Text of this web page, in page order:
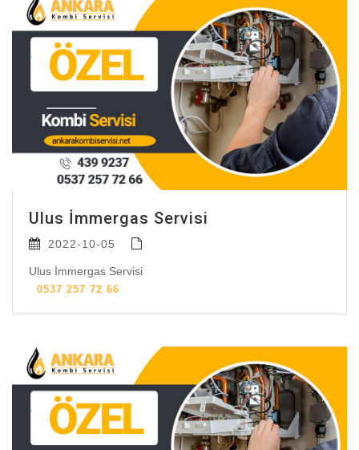
Ulus İmmergas Servisi
2022-10-05
Ulus İmmergas Servisi
0537 257 72 66